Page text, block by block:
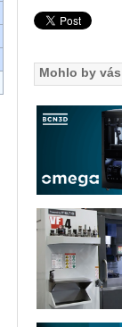
Mohlo by